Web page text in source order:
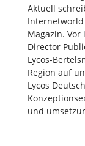
Aktuell
Magazin.
Director
Lycos-
Region auf
Lycos
und